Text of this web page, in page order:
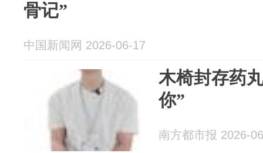
骨记”
中国新闻网 2026-06-17
木椅封存药
你”
南方都市报 2026-